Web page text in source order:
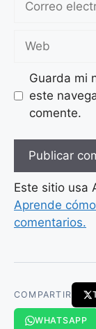
electrónico
Guarda mi
este
comente.
Este sitio usa
Aprende
comentarios.
COMPARTIR
WHATSAPP